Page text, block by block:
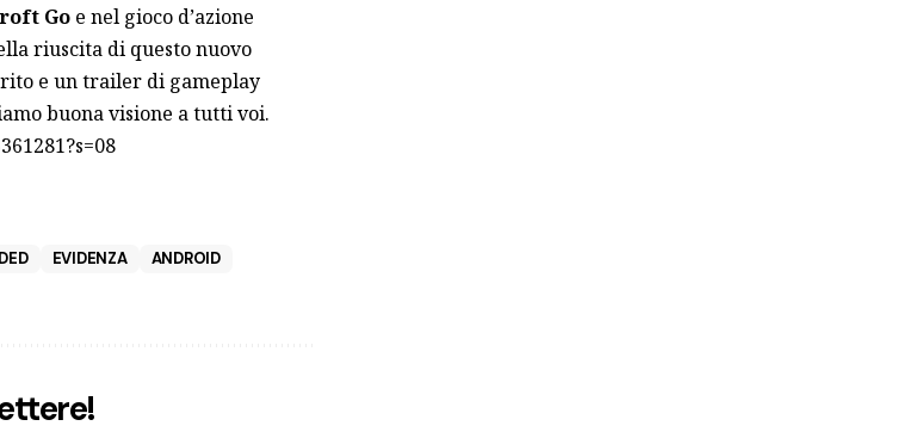
Goe nel gioco d’azione
riuscita di questo nuovo
e un trailer di gameplay
buona visione a tutti voi.
EVIDENZA
ANDROID